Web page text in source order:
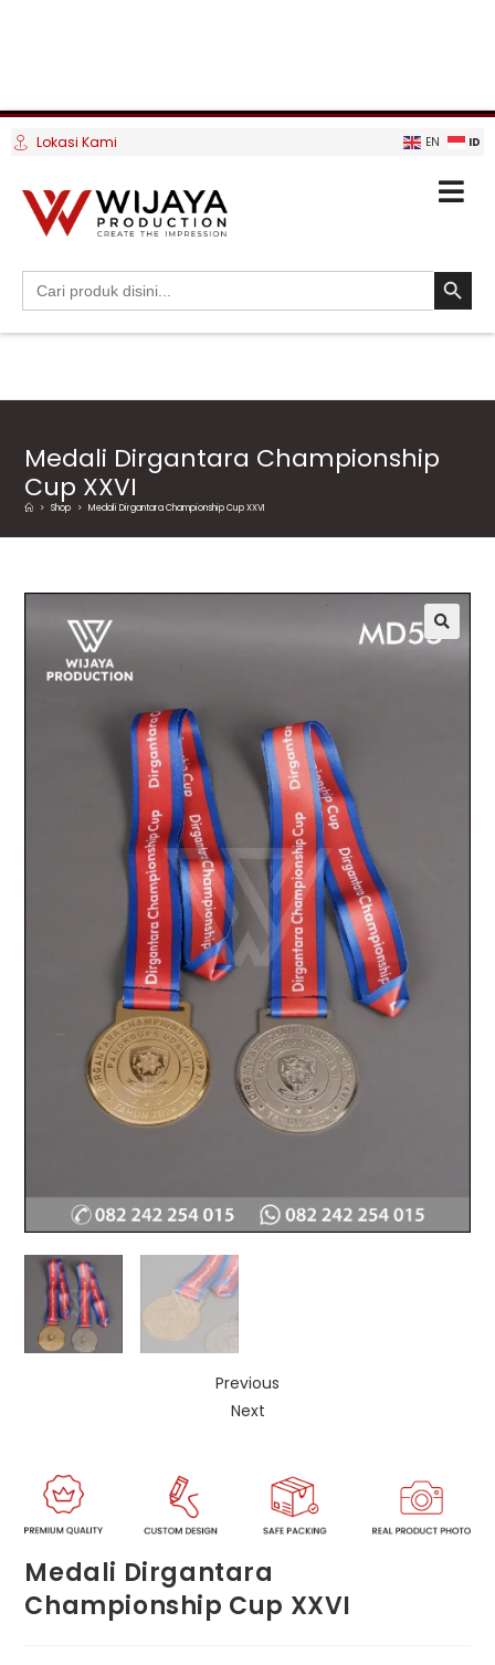
Lokasi Kami EN ID
Search
for:
SEARCH
Medali Dirgantara Championship
Cup XXVI
> Shop > Medali Dirgantara Championship Cup XXVI
Previous
Next
Medali Dirgantara
Championship Cup XXVI